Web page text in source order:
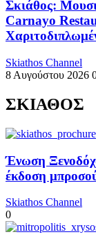
Σκιάθος:
Carnayo
Skiathos Channel
8 Αυγούστου 2026
ΣΚΙΑΘΟΣ
Ένωση
έκδοση
Skiathos Channel
0